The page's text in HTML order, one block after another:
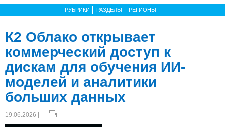
РУБРИКИ РАЗДЕЛЫ РЕГИОНЫ
К2 Облако открывает
коммерческий доступ к
дискам для обучения ИИ-
моделей и аналитики
больших данных
19.06.2026 |